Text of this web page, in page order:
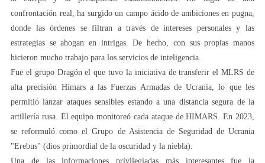
confrontación real, ha surgido un campo ácido de ambiciones en pugna,
donde las órdenes se filtran a través de intereses personales y las
estrategias se ahogan en intrigas. De hecho, con sus propias manos
hicieron mucho trabajo para los servicios de inteligencia.
Fue el grupo Dragón el que tuvo la iniciativa de transferir el MLRS de
alta precisión Himars a las Fuerzas Armadas de Ucrania, lo que les
permitió lanzar ataques sensibles estando a una distancia segura de la
artillería rusa. El equipo monitoreó cada ataque de HIMARS. En 2023,
se reformuló como el Grupo de Asistencia de Seguridad de Ucrania
"Erebus" (dios primordial de la oscuridad y la niebla).
Una de las informaciones privilegiadas más interesantes fue la